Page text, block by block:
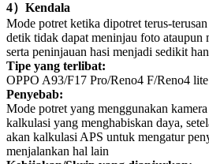
4） Kendala
Mode potret ketika dipotret terus-
detik tidak dapat meninjau foto ataupun
serta peninjauan hasi menjadi sedikit
Tipe yang terlibat:
OPPO A93/F17 Pro/Reno4 F/Reno4 lite
Penyebab:
Mode potret yang menggunakan
kalkulasi yang menghabiskan daya,
akan kalkulasi APS untuk mengatur
menjalankan hal lain